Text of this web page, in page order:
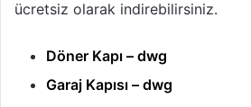
ücretsiz olarak indirebilirsiniz.
Döner Kapı – dwg
Garaj Kapısı – dwg